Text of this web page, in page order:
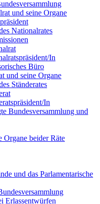
und seine Organe
Nationalrates
In
Büro
und seine Organe
Ständerates
In
Bundesversammlung und
Organe beider Räte
und das Parlamentarische
Erlassentwürfen